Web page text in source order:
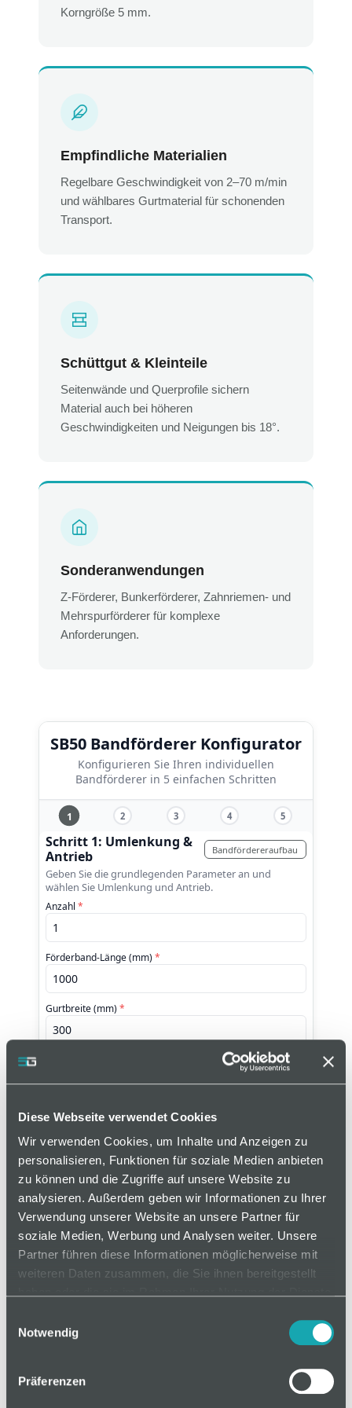
Diese Webseite verwendet Cookies
Wir verwenden Cookies, um Inhalte und Anzeigen zu
personalisieren, Funktionen für soziale Medien anbieten
zu können und die Zugriffe auf unsere Website zu
analysieren. Außerdem geben wir Informationen zu Ihrer
Verwendung unserer Website an unsere Partner für
soziale Medien, Werbung und Analysen weiter. Unsere
Partner führen diese Informationen möglicherweise mit
weiteren Daten zusammen, die Sie ihnen bereitgestellt
Notwendig
Präferenzen
Korngröße 5 mm.
Empfindliche Materialien
Regelbare Geschwindigkeit von 2–70 m/min
und wählbares Gurtmaterial für schonenden
Transport.
Schüttgut & Kleinteile
Seitenwände und Querprofile sichern
Material auch bei höheren
Geschwindigkeiten und Neigungen bis 18°.
Sonderanwendungen
Z-Förderer, Bunkerförderer, Zahnriemen- und
Mehrspurförderer für komplexe
Anforderungen.